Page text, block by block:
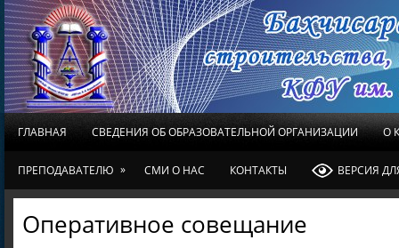
ГЛАВНАЯ СВЕДЕНИЯ ОБ ОБРАЗОВАТЕЛЬНОЙ ОРГАНИЗАЦИИ О
ПРЕПОДАВАТЕЛЮ » СМИ О НАС КОНТАКТЫ ВЕРСИЯ
Оперативное совещание